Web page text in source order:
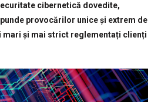
cibernetică dovedite,
provocărilor unice și extrem de
mari și mai strict reglementați clienți